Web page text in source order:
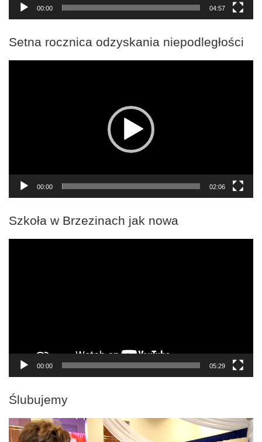
00:00 04:57
Setna rocznica odzyskania niepodległości
00:00 02:06
Szkoła w Brzezinach jak nowa
00:00 05:29
Ślubujemy
Odtwarzacz
video